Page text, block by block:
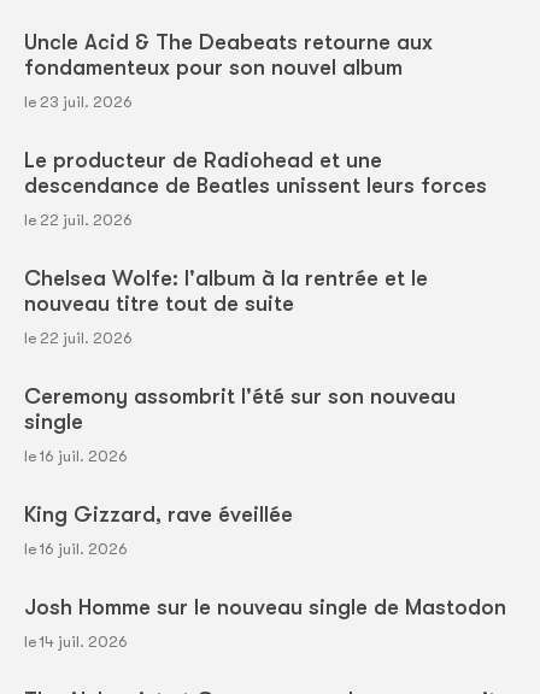
Uncle Acid & The Deabeats retourne aux
fondamenteux pour son nouvel album
le 23 juil. 2026
Le producteur de Radiohead et une
descendance de Beatles unissent leurs forces
le 22 juil. 2026
Chelsea Wolfe: l'album à la rentrée et le
nouveau titre tout de suite
le 22 juil. 2026
Ceremony assombrit l'été sur son nouveau
single
le 16 juil. 2026
King Gizzard, rave éveillée
le 16 juil. 2026
Josh Homme sur le nouveau single de Mastodon
le 14 juil. 2026